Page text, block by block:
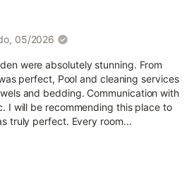
05/2026
were absolutely stunning. From
perfect, Pool and cleaning services
and bedding. Communication with
I will be recommending this place to
truly perfect. Every room...